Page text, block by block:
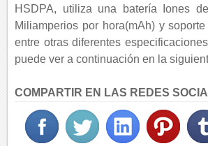
HSDPA, utiliza una batería Iones
Miliamperios por hora(mAh) y
entre otras diferentes
puede ver a continuación en la
COMPARTIR EN LAS REDES